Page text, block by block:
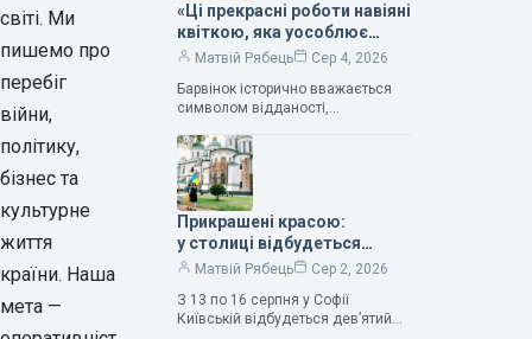
світі. Ми
пишемо про
перебіг
війни,
політику,
бізнес та
культурне
життя
країни. Наша
мета —
«Ці прекрасні роботи навіяні
квіткою, яка уособлює
нескінченне кохання», —
Людмила Карпінська-
Романюк
Матвій Рябець
Сер 4, 2026
Барвінок історично вважається
символом відданості,
та тривалого подружнього союзу.
Саме тому ця рослина надихала і
продовжує надихати митців на
Прикрашені красою:
у столиці відбудеться
дев’ятий фестиваль
Матвій Рябець
Сер 2, 2026
З 13 по 16 серпня у Софії
Київській відбудеться дев’ятий